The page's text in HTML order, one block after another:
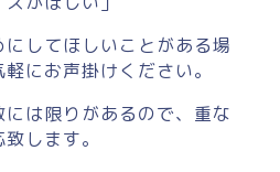
してほしいことがある場
にお声掛けください。
は限りがあるので、重な
します。